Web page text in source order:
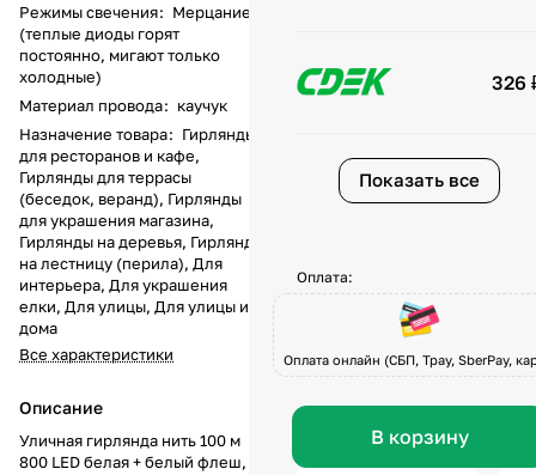
Режимы свечения: Мерцание
(теплые диоды горят
постоянно, мигают только
холодные)
Материал провода: каучук
Назначение товара: Гирлянды
для ресторанов и кафе,
Гирлянды для террасы
(беседок, веранд), Гирлянды
для украшения магазина,
Гирлянды на деревья, Гирлянды
на лестницу (перила), Для
интерьера, Для украшения
елки, Для улицы, Для улицы и
дома
Все характеристики
Описание
Уличная гирлянда нить 100 м
800 LED белая + белый флеш,
326
Показать все
Оплата:
Оплата онлайн (СБП, Tpay, SberPay,
В корзину